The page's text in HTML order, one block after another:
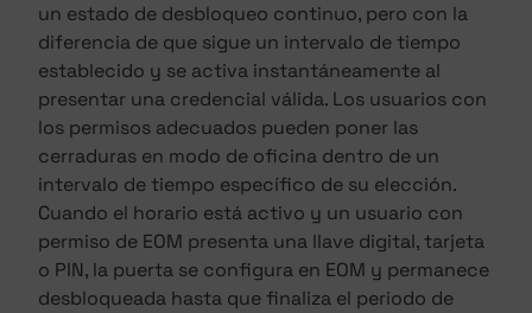
un estado de desbloqueo continuo, pero con la
diferencia de que sigue un intervalo de tiempo
establecido y se activa instantáneamente al
presentar una credencial válida. Los usuarios con
los permisos adecuados pueden poner las
cerraduras en modo de oficina dentro de un
intervalo de tiempo específico de su elección.
Cuando el horario está activo y un usuario con
permiso de EOM presenta una llave digital, tarjeta
o PIN, la puerta se configura en EOM y permanece
desbloqueada hasta que finaliza el periodo de